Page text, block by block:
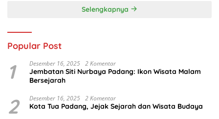
Selengkapnya
Popular Post
1 Desember 16, 2025 2 Komentar
Jembatan Siti Nurbaya Padang: Ikon Wisata Malam
Bersejarah
2 Desember 16, 2025 2 Komentar
Kota Tua Padang, Jejak Sejarah dan Wisata Budaya